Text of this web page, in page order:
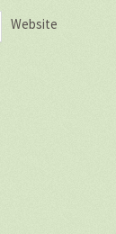
Website